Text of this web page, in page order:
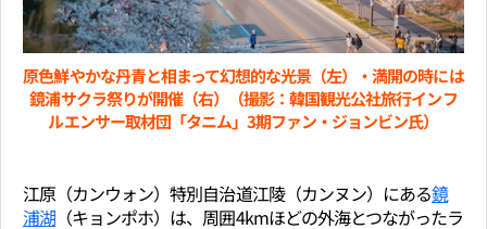
原色鮮やかな丹青と相まって幻想的な光景（左）・満開の時には
鏡浦サクラ祭りが開催（右）（撮影：韓国観光公社旅行インフ
ルエンサー取材団「タニム」3期ファン・ジョンビン氏）
江原（カンウォン）特別自治道江陵（カンヌン）にある鏡
浦湖 （キョンポホ）は、周囲4kmほどの外海とつながったラ